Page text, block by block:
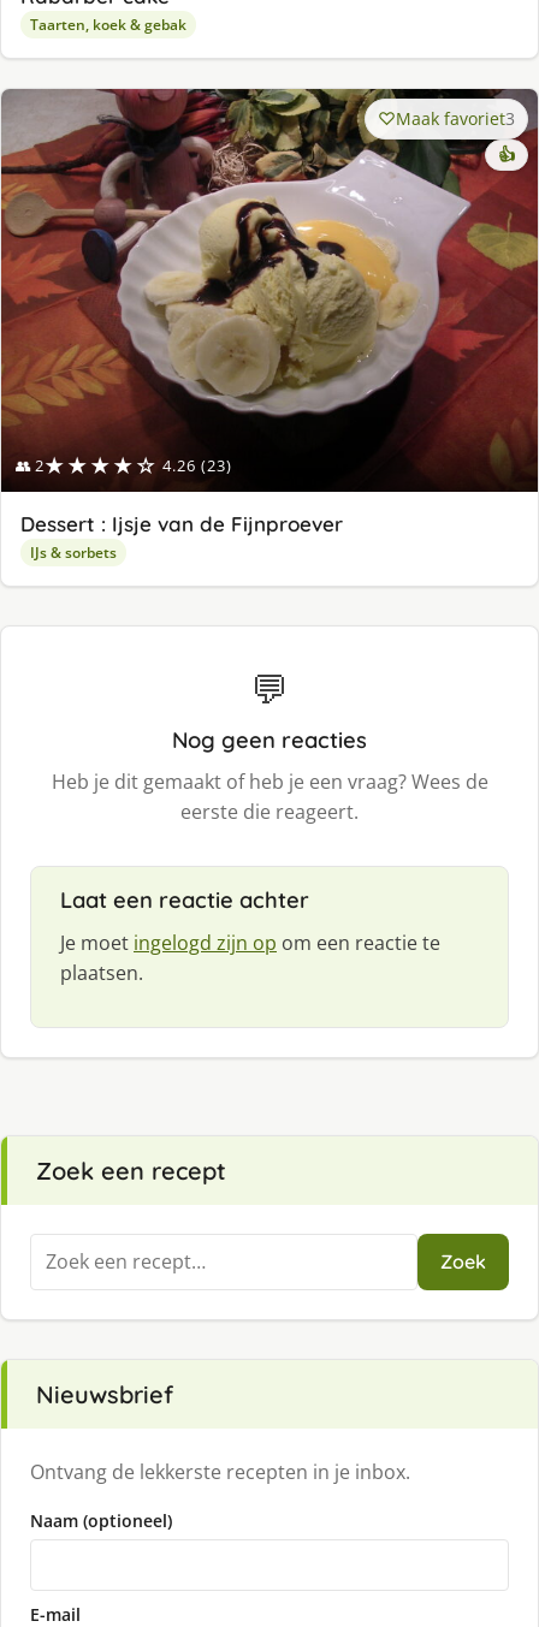
Taarten, koek & gebak
👥 2★★★★☆ 4.26 (23)
Maak favoriet3
👍
Dessert : Ijsje van de Fijnproever
IJs & sorbets
💬
Nog geen reacties
Heb je dit gemaakt of heb je een vraag? Wees de
eerste die reageert.
Laat een reactie achter
Je moet ingelogd zijn op om een reactie te
plaatsen.
Zoek een recept
Zoeken
naar:
Zoek
Nieuwsbrief
Ontvang de lekkerste recepten in je inbox.
Naam (optioneel)
E-mail